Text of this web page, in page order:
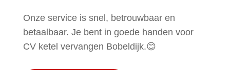
Onze service is snel, betrouwbaar en
betaalbaar. Je bent in goede handen voor
CV ketel vervangen Bobeldijk.😊